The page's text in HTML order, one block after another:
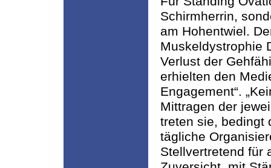
Schirmherrin,
am Hohentwiel.
Muskeldystrophie
Verlust der
erhielten den
Engagement“.
Mittragen der
treten sie, bedingt
tägliche
Stellvertretend für